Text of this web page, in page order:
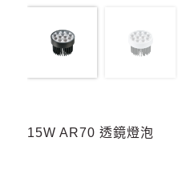
15W AR70 透鏡燈泡